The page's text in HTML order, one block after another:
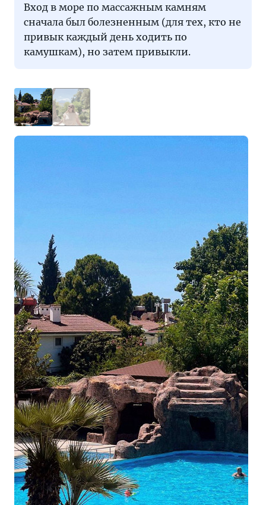
Вход в море по массажным камням
сначала был болезненным (для тех, кто не
привык каждый день ходить по
камушкам), но затем привыкли.